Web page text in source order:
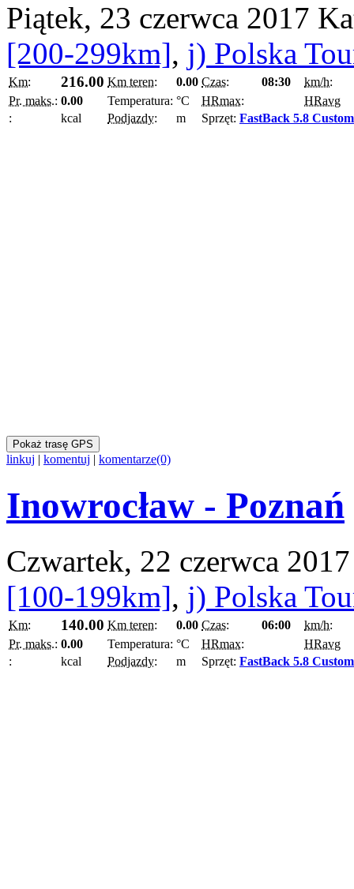
Piątek, 23 czerwca 2017
[200-299km], j) Polska
Km: 216.00 Km teren: 0.00 Czas: 08:30
km/h:
Pr. maks.: 0.00 Temperatura: °C HRmax:
HRavg
:
kcal Podjazdy: m Sprzęt: FastBack 5.8 Custom
Pokaż trasę GPS
linkuj | komentuj | komentarze(0)
Inowrocław - Poznań
Czwartek, 22 czerwca 2017
[100-199km], j) Polska
Km: 140.00 Km teren: 0.00 Czas: 06:00
km/h:
Pr. maks.: 0.00 Temperatura: °C HRmax:
HRavg
:
kcal Podjazdy: m Sprzęt: FastBack 5.8 Custom